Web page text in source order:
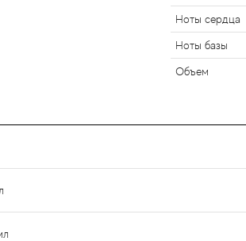
Ноты сердца
Ноты базы
Объем